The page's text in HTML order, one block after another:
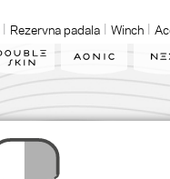
Rezervna padala Winch